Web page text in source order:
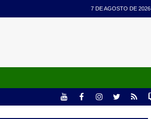
7 DE AGOSTO DE 2026